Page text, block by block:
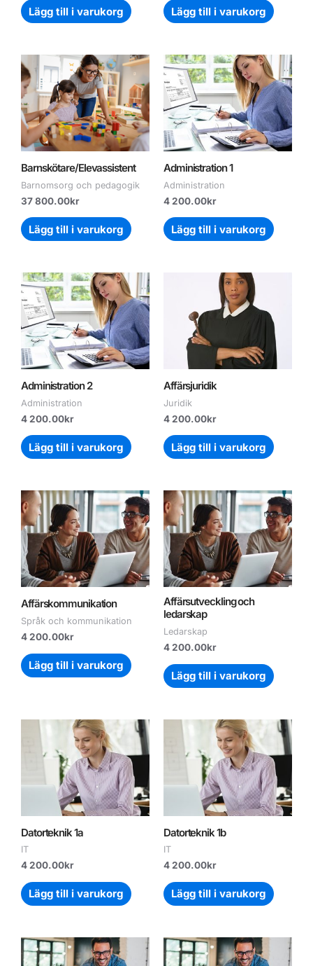
Lägg till i varukorg Lägg till i varukorg
Barnskötare/Elevassistent
Barnomsorg och pedagogik
37 800.00kr
Lägg till i varukorg
Administration 1
Administration
4 200.00kr
Lägg till i varukorg
Administration 2
Administration
4 200.00kr
Lägg till i varukorg
Affärsjuridik
Juridik
4 200.00kr
Lägg till i varukorg
Affärskommunikation
Språk och kommunikation
4 200.00kr
Lägg till i varukorg
Affärsutveckling och
ledarskap
Ledarskap
4 200.00kr
Lägg till i varukorg
Datorteknik 1a
IT
4 200.00kr
Lägg till i varukorg
Datorteknik 1b
IT
4 200.00kr
Lägg till i varukorg